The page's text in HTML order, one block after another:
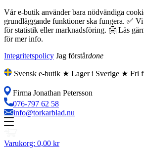
Vår e-butik använder bara nödvändiga
grundläggande funktioner ska fungera. ✅
för statistik eller marknadsföring. 🤗 Läs
för mer info.
Integritetspolicy Jag förstårdone
Svensk e-butik ★ Lager i Sverige ★ Fri
Firma Jonathan Petersson
076-797 62 58
info@torkarblad.nu
Varukorg: 0,00 kr